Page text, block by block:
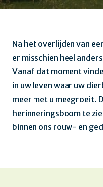
Na het overlijden van
er misschien heel
Vanaf dat moment
in uw leven waar uw
meer met u meegroeit.
herinneringsboom te
binnen ons rouw- en